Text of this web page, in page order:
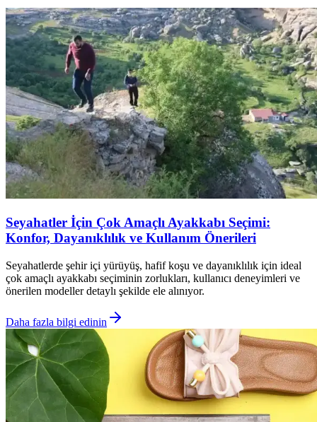
Seyahatler İçin Çok Amaçlı Ayakkabı Seçimi:
Konfor, Dayanıklılık ve Kullanım Önerileri
Seyahatlerde şehir içi yürüyüş, hafif koşu ve dayanıklılık için ideal
çok amaçlı ayakkabı seçiminin zorlukları, kullanıcı deneyimleri ve
önerilen modeller detaylı şekilde ele alınıyor.
Daha fazla bilgi edinin